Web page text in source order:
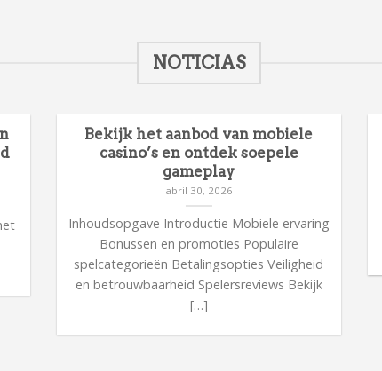
NOTICIAS
Bekijk het aanbod van mobiele
casino’s en ontdek soepele
gameplay
abril 30, 2026
Inhoudsopgave Introductie Mobiele ervaring
Bonussen en promoties Populaire
spelcategorieën Betalingsopties Veiligheid
en betrouwbaarheid Spelersreviews Bekijk
[…]